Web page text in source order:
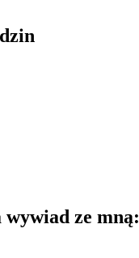
wywiad ze mną: